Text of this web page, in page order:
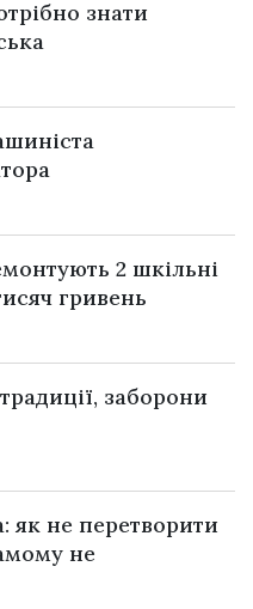
знати
2 шкільні
гривень
заборони
як не перетворити
не